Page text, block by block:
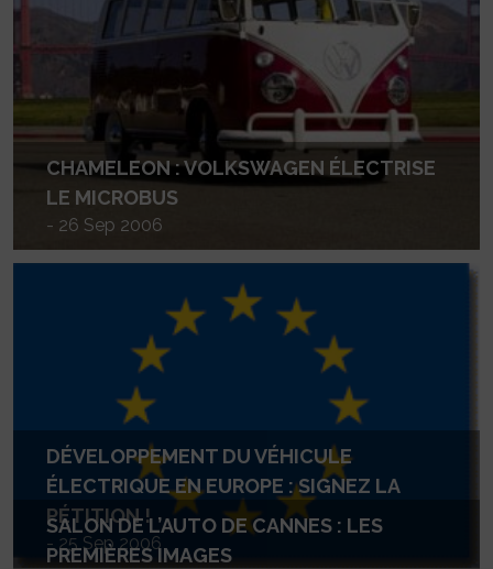
CHAMELEON : VOLKSWAGEN ÉLECTRISE
LE MICROBUS
- 26 Sep 2006
DÉVELOPPEMENT DU VÉHICULE
ÉLECTRIQUE EN EUROPE : SIGNEZ LA
PÉTITION !
- 25 Sep 2006
SALON DE L’AUTO DE CANNES : LES
PREMIÈRES IMAGES